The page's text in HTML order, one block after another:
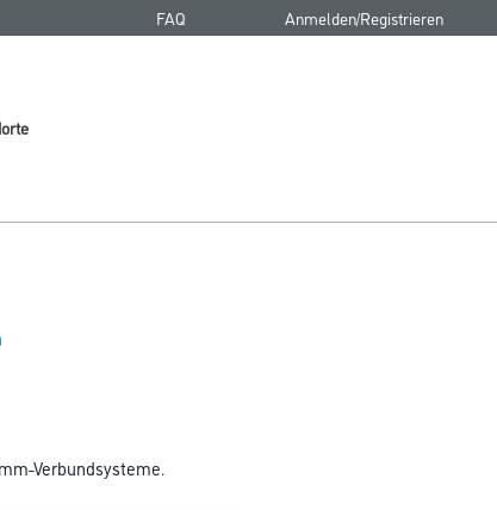
FAQ Anmelden/Registrieren
Verbundsysteme.